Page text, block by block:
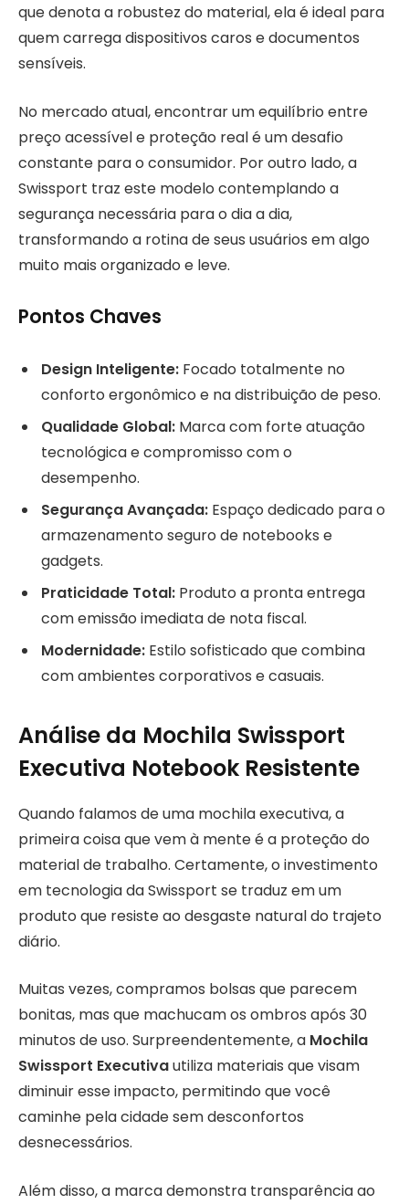
que denota a robustez do material, ela é ideal para
quem carrega dispositivos caros e documentos
sensíveis.
No mercado atual, encontrar um equilíbrio entre
preço acessível e proteção real é um desafio
constante para o consumidor. Por outro lado, a
Swissport traz este modelo contemplando a
segurança necessária para o dia a dia,
transformando a rotina de seus usuários em algo
muito mais organizado e leve.
Pontos Chaves
Design Inteligente: Focado totalmente no
conforto ergonômico e na distribuição de peso.
Qualidade Global: Marca com forte atuação
tecnológica e compromisso com o
desempenho.
Segurança Avançada: Espaço dedicado para o
armazenamento seguro de notebooks e
gadgets.
Praticidade Total: Produto a pronta entrega
com emissão imediata de nota fiscal.
Modernidade: Estilo sofisticado que combina
com ambientes corporativos e casuais.
Análise da Mochila Swissport
Executiva Notebook Resistente
Quando falamos de uma mochila executiva, a
primeira coisa que vem à mente é a proteção do
material de trabalho. Certamente, o investimento
em tecnologia da Swissport se traduz em um
produto que resiste ao desgaste natural do trajeto
diário.
Muitas vezes, compramos bolsas que parecem
bonitas, mas que machucam os ombros após 30
minutos de uso. Surpreendentemente, a Mochila
Swissport Executivautiliza materiais que visam
diminuir esse impacto, permitindo que você
caminhe pela cidade sem desconfortos
desnecessários.
Além disso, a marca demonstra transparência ao